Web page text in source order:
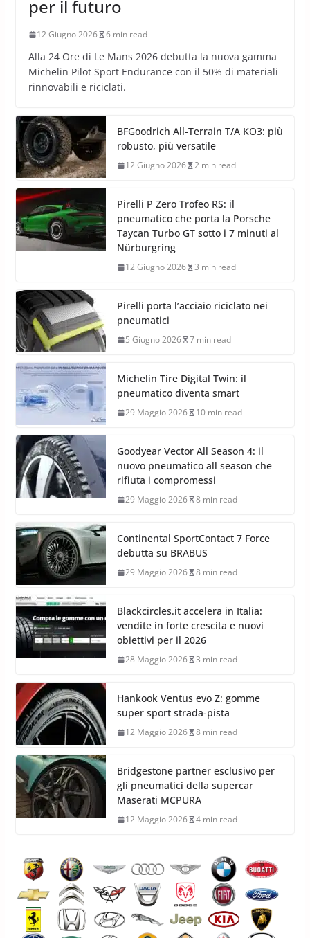
per il futuro
12 Giugno 2026 6 min read
Alla 24 Ore di Le Mans 2026 debutta la nuova gamma
Michelin Pilot Sport Endurance con il 50% di materiali
rinnovabili e riciclati.
BFGoodrich All-Terrain T/A KO3: più
robusto, più versatile
12 Giugno 2026 2 min read
Pirelli P Zero Trofeo RS: il
pneumatico che porta la Porsche
Taycan Turbo GT sotto i 7 minuti al
Nürburgring
12 Giugno 2026 3 min read
Pirelli porta l’acciaio riciclato nei
pneumatici
5 Giugno 2026 7 min read
Michelin Tire Digital Twin: il
pneumatico diventa smart
29 Maggio 2026 10 min read
Goodyear Vector All Season 4: il
nuovo pneumatico all season che
rifiuta i compromessi
29 Maggio 2026 8 min read
Continental SportContact 7 Force
debutta su BRABUS
29 Maggio 2026 8 min read
Blackcircles.it accelera in Italia:
vendite in forte crescita e nuovi
obiettivi per il 2026
28 Maggio 2026 3 min read
Hankook Ventus evo Z: gomme
super sport strada-pista
12 Maggio 2026 8 min read
Bridgestone partner esclusivo per
gli pneumatici della supercar
Maserati MCPURA
12 Maggio 2026 4 min read